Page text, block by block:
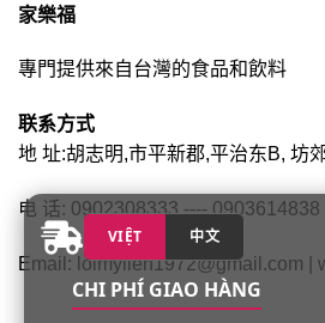
VIỆT 中文
CHI PHÍ GIAO HÀNG
家樂福
專門提供來自台灣的食品和飲料
联系方式
地 址:胡志明,市平新郡,平治东B, 坊
电 话: 0902308333 ---- 0903614838
Email: loimylien1972@gmail.com |